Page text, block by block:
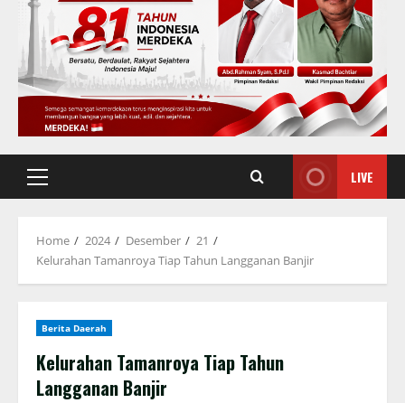
Primary
LIVE
Home 2024 Desember
21
Kelurahan Tamanroya Tiap Tahun Langganan Banjir
Berita Daerah
Kelurahan Tamanroya Tiap Tahun
Langganan Banjir